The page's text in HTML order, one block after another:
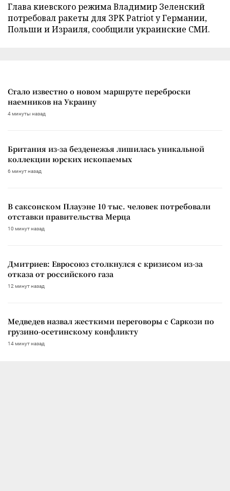
Глава киевского режима Владимир Зеленский
потребовал ракеты для ЗРК Patriot у Германии,
Польши и Израиля, сообщили украинские СМИ.
Стало известно о новом маршруте переброски
наемников на Украину
4 минуты назад
Британия из-за безденежья лишилась уникальной
коллекции юрских ископаемых
6 минут назад
В саксонском Плауэне 10 тыс. человек потребовали
отставки правительства Мерца
10 минут назад
Дмитриев: Евросоюз столкнулся с кризисом из-за
отказа от российского газа
12 минут назад
Медведев назвал жесткими переговоры с Саркози по
грузино-осетинскому конфликту
14 минут назад